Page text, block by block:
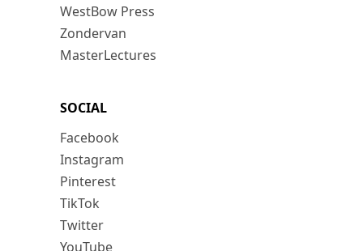
WestBow Press
Zondervan
MasterLectures
SOCIAL
Facebook
Instagram
Pinterest
TikTok
Twitter
YouTube